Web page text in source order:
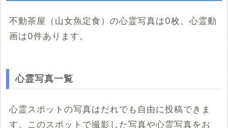
※「共有HTML」はパソコンでしか取得できないようです
不動茶屋（山女魚定食）の心霊写真は0枚、心霊動
画は0件あります。
心霊写真一覧
心霊スポットの写真はだれでも自由に投稿できま
す。このスポットで撮影した写真や心霊写真をお